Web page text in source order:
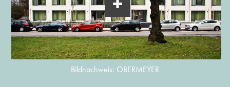
Bildnachweis: OBERMEYER